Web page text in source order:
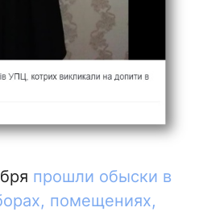
прошли обыски в
помещениях,